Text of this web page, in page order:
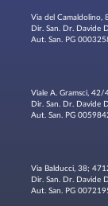
Via del Camaldolino,
Dir. San. Dr. Davide
Aut. San. PG
Viale A. Gramsci,
Dir. San. Dr. Davide
Aut. San. PG
Via Balducci, 38;
Dir. San. Dr. Davide
Aut. San. PG